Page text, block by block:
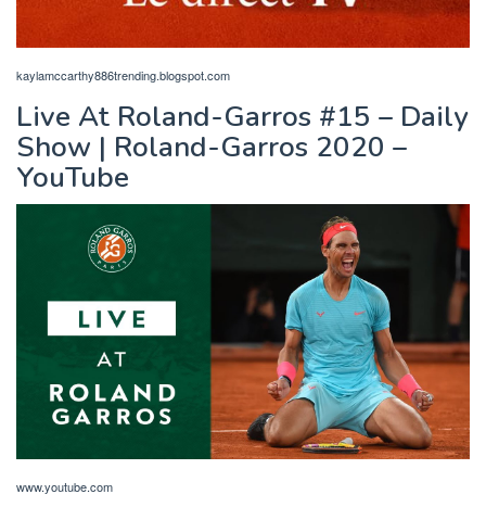
kaylamccarthy886trending.blogspot.com
Live At Roland-Garros #15 – Daily
Show | Roland-Garros 2020 –
YouTube
www.youtube.com